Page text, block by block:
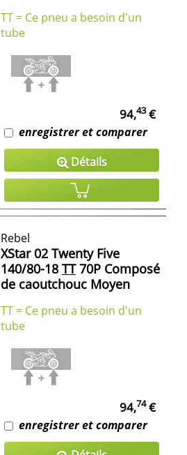
TT = Ce pneu a besoin d'un
tube
94,43€
enregistrer et comparer
Détails
Rebel
XStar 02 Twenty Five
140/80-18 TT70P Composé
de caoutchouc Moyen
TT = Ce pneu a besoin d'un
tube
94,74€
enregistrer et comparer